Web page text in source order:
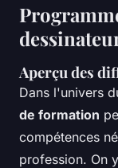
Aperçu des
Dans l'univers
de formation
compétences
profession. On